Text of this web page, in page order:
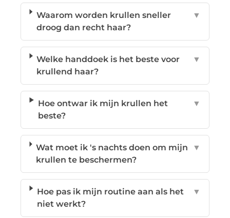
Waarom worden krullen sneller
droog dan recht haar?
▼
Welke handdoek is het beste voor
krullend haar?
▼
Hoe ontwar ik mijn krullen het
beste?
▼
Wat moet ik 's nachts doen om mijn
krullen te beschermen?
▼
Hoe pas ik mijn routine aan als het
niet werkt?
▼